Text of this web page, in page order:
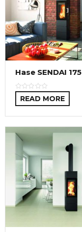
Hase SENDAI 175
READ MORE